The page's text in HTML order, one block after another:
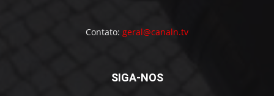
Contato: geral@canaln.tv
SIGA-NOS